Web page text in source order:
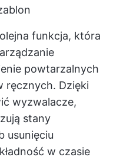
funkcja, która
powtarzalnych
ręcznych. Dzięki
wyzwalacze,
stany
usunięciu
w czasie